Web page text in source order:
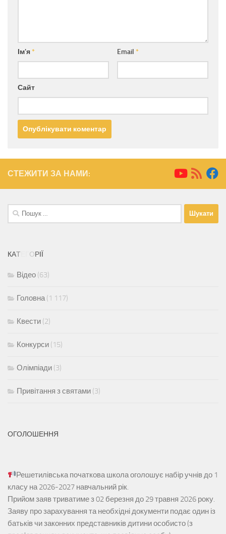
Ім'я * Email *
Сайт
СТЕЖИТИ ЗА НАМИ:
Пошук:
КАТ ОРІЇ
Відео (63)
Головна(1 117)
Квести (2)
Конкурси (15)
Олімпіади (3)
Привітання з святами (3)
ОГОЛОШЕННЯ
Решетилівська початкова школа оголошує набір учнів до 1
класу на 2026-2027 навчальний рік.
Прийом заявтриватиме з 02 березня до 29 травня 2026 року.
Заяву про зарахування та необхідні документи подає один із
батьків чи законних представників дитини особисто (з